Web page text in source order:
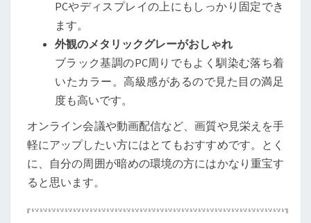
4
を
徹
底
較
PCやディスプレイの上にもしっかり固定でき
ます。
外観のメタリックグレーがおしゃれ
ブラック基調のPC周りでもよく馴染む落ち着
いたカラー。高級感があるので見た目の満足
度も高いです。
オンライン会議や動画配信など、画質や見栄えを手
軽にアップしたい方にはとてもおすすめです。とく
に、自分の周囲が暗めの環境の方にはかなり重宝す
ると思います。